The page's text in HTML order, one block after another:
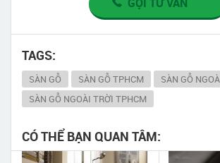
TAGS:
SÀN GỖ SÀN GỖ TPHCM
SÀN GỖ
SÀN GỖ NGOÀI TRỜI TPHCM
CÓ THỂ BẠN QUAN TÂM: